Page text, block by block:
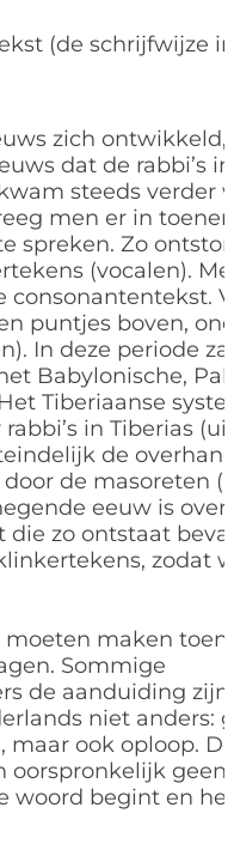
(de schrijfwijze
zich ontwikkeld,
dat de rabbi’s
steeds verder
men er in
spreken. Zo
(vocalen).
puntjes boven,
In deze periode
Babylonische,
Tiberiaanse
in Tiberias
de
de masoreten
eeuw is
zo ontstaat
zodat
maken toen
Sommige
de aanduiding zijn
niet anders:
ook oploop.
geen
woord begint en